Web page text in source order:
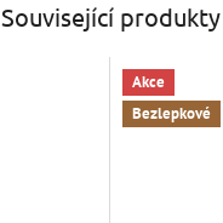
Související produkty
Akce
Bezlepkové